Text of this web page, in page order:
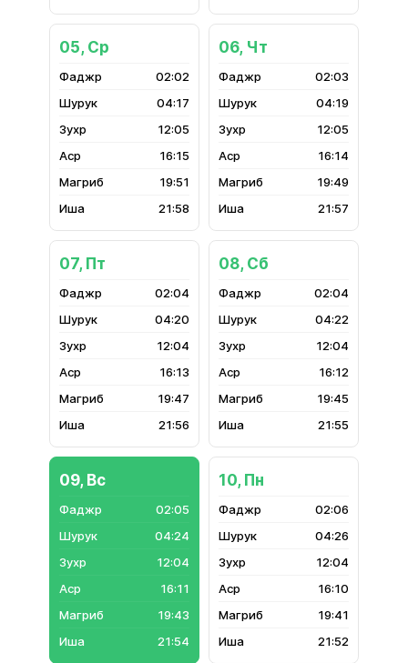
05, Ср
02:02
04:17
12:05
16:15
19:51
21:58
06, Чт
02:03
04:19
12:05
16:14
19:49
21:57
07, Пт
02:04
04:20
12:04
16:13
19:47
21:56
08, Сб
02:04
04:22
12:04
16:12
19:45
21:55
09, Вс
02:05
04:24
12:04
16:11
19:43
21:54
10, Пн
02:06
04:26
12:04
16:10
19:41
21:52